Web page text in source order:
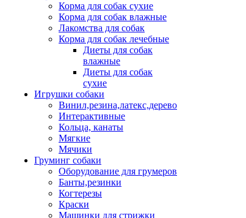
Корма для собак сухие
Корма для собак влажные
Лакомства для собак
Корма для собак лечебные
Диеты для собак
влажные
Диеты для собак
сухие
Игрушки собаки
Винил,резина,латекс,дерево
Интерактивные
Кольца, канаты
Мягкие
Мячики
Груминг собаки
Оборудование для грумеров
Банты,резинки
Когтерезы
Краски
Машинки для стрижки